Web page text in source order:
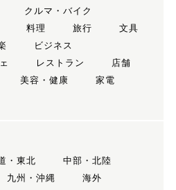
クルマ・バイク
料理 旅行
文具
ビジネス
レストラン
店舗
美容・健康
家電
・東北
中部・北陸
九州・沖縄 海外